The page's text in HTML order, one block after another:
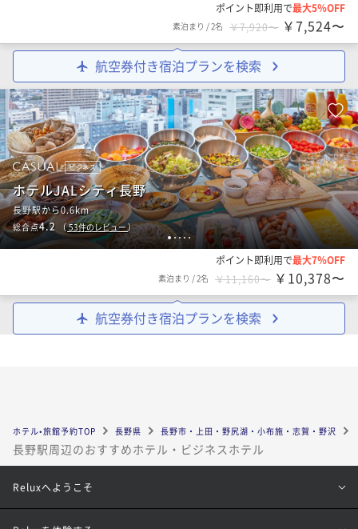
ポイント即利用で最大5％OFF
素泊まり /2名 ￥7,920〜 ￥7,524〜
航空券付き宿泊プランを検索
123 4 5
ビジネス
ホテルJALシティ長野
長野駅から0.6km
総合点4.2 （53件のレビュー）
ポイント即利用で最大7％OFF
素泊まり /2名 ￥11,160〜 ￥10,378〜
航空券付き宿泊プランを検索
ホテル•旅館予約TOP 長野県 長野市・上田・野尻湖・小布施・志賀・野沢
長野駅周辺のおすすめホテル・ビジネスホテル
Reluxへようこそ